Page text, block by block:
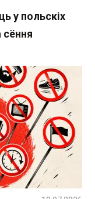
у польскіх
сёння